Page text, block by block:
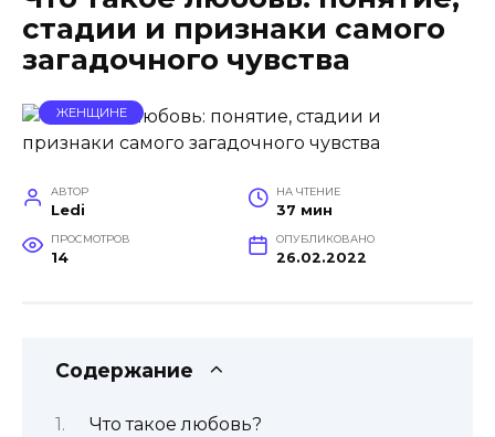
стадии и признаки самого
загадочного чувства
ЖЕНЩИНЕ
АВТОР
Ledi
НА ЧТЕНИЕ
37 мин
ПРОСМОТРОВ
14
ОПУБЛИКОВАНО
26.02.2022
Содержание
Что такое любовь?